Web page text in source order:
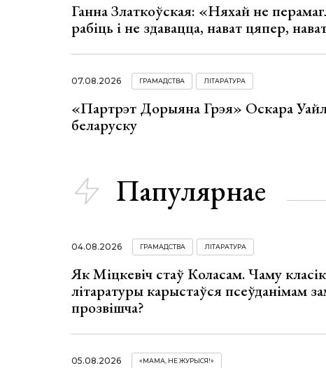
Ганна Златкоўская: «Няхай не
рабіць і не здавацца, нават цяпер,
07.08.2026 ГРАМАДСТВА ЛІТАРАТУРА
«Партрэт Дорыяна Грэя» Оскара
беларуску
Папулярнае
04.08.2026 ГРАМАДСТВА ЛІТАРАТУРА
Як Міцкевіч стаў Коласам. Чаму
літаратуры карыстаўся псеўданімам
прозвішча?
05.08.2026 «МАМА, НЕ ЖУРЫСЯ!»